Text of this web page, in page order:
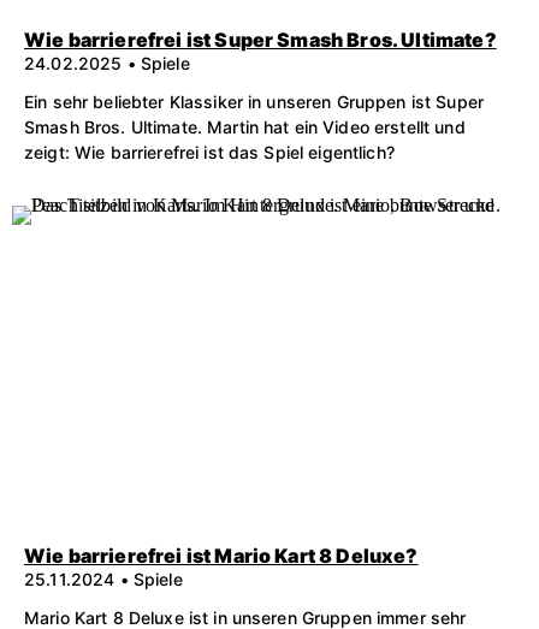
Wie barrierefrei ist Super Smash Bros. Ultimate?
24.02.2025 • Spiele
Ein sehr beliebter Klassiker in unseren Gruppen ist Super
Smash Bros. Ultimate. Martin hat ein Video erstellt und
zeigt: Wie barrierefrei ist das Spiel eigentlich?
Wie barrierefrei ist Mario Kart 8 Deluxe?
25.11.2024 • Spiele
Mario Kart 8 Deluxe ist in unseren Gruppen immer sehr